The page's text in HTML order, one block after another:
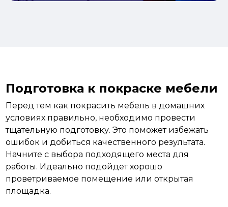
Подготовка к покраске мебели
Перед тем как покрасить мебель в домашних
условиях правильно, необходимо провести
тщательную подготовку. Это поможет избежать
ошибок и добиться качественного результата.
Начните с выбора подходящего места для
работы. Идеально подойдет хорошо
проветриваемое помещение или открытая
площадка.